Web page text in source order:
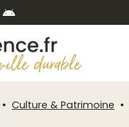
Culture & Patrimoine